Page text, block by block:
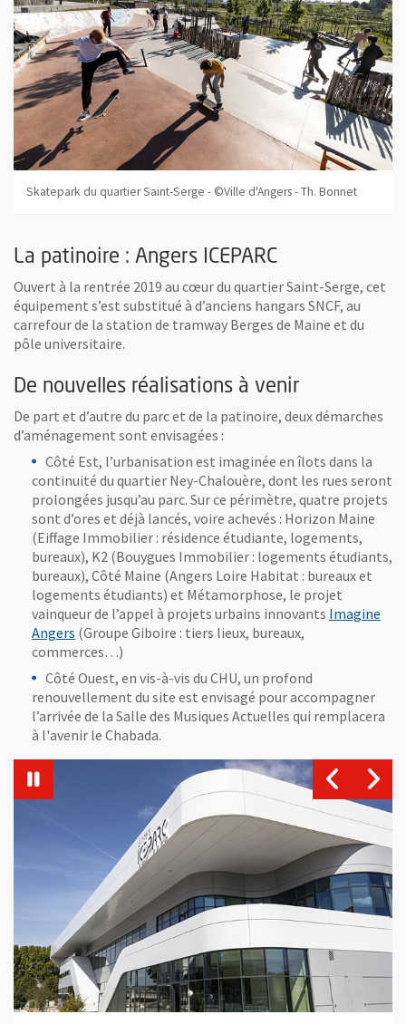
Skatepark du quartier Saint-Serge - ©Ville d'Angers - Th. Bonnet
La patinoire : Angers ICEPARC
Ouvert à la rentrée 2019 au cœur du quartier Saint-Serge, cet
équipement s’est substitué à d’anciens hangars SNCF, au
carrefour de la station de tramway Berges de Maine et du
pôle universitaire.
De nouvelles réalisations à venir
De part et d’autre du parc et de la patinoire, deux démarches
d’aménagement sont envisagées :
Côté Est, l’urbanisation est imaginée en îlots dans la
continuité du quartier Ney-Chalouère, dont les rues seront
prolongées jusqu’au parc. Sur ce périmètre, quatre projets
sont d’ores et déjà lancés, voire achevés : Horizon Maine
(Eiffage Immobilier : résidence étudiante, logements,
bureaux), K2 (Bouygues Immobilier : logements étudiants,
bureaux), Côté Maine (Angers Loire Habitat : bureaux et
logements étudiants) et Métamorphose, le projet
vainqueur de l’appel à projets urbains innovants Imagine
Angers (Groupe Giboire : tiers lieux, bureaux,
commerces…)
Côté Ouest, en vis-à-vis du CHU, un profond
renouvellement du site est envisagé pour accompagner
l’arrivée de la Salle des Musiques Actuelles qui remplacera
à l'avenir le Chabada.